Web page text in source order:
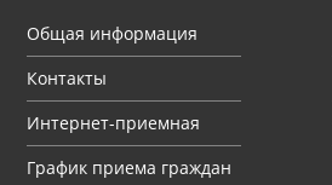
Общая информация
Контакты
Интернет-приемная
График приема граждан